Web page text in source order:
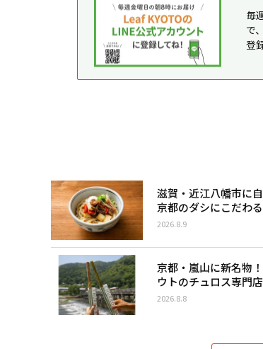
毎
で
登
滋賀・近江八幡市に
京都のダシにこだわ
2026.8.9
京都・嵐山に新名物
ウトのチュロス専門
2026.8.8